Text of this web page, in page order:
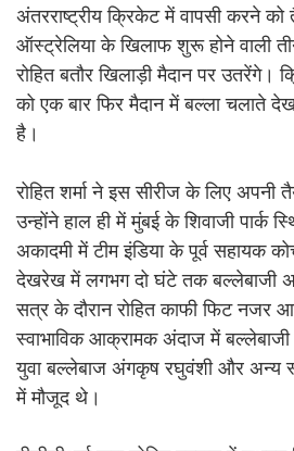
अंतरराष्ट्रीय क्रिकेट में वापसी करने
ऑस्ट्रेलिया के खिलाफ शुरू होने वाली
रोहित बतौर खिलाड़ी मैदान पर उतरेंगे।
को एक बार फिर मैदान में बल्ला चलाते
है।
रोहित शर्मा ने इस सीरीज के लिए अपनी
उन्होंने हाल ही में मुंबई के शिवाजी पार्क
अकादमी में टीम इंडिया के पूर्व सहायक
देखरेख में लगभग दो घंटे तक बल्लेबाजी
सत्र के दौरान रोहित काफी फिट नजर
स्वाभाविक आक्रामक अंदाज में
युवा बल्लेबाज अंगकृष रघुवंशी और अन्य
में मौजूद थे।